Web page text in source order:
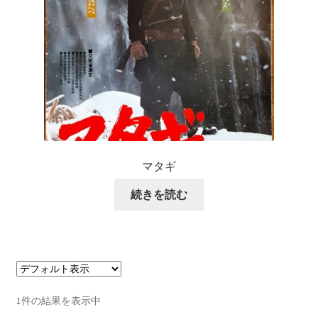
マタギ
続きを読む
1件の結果を表示中